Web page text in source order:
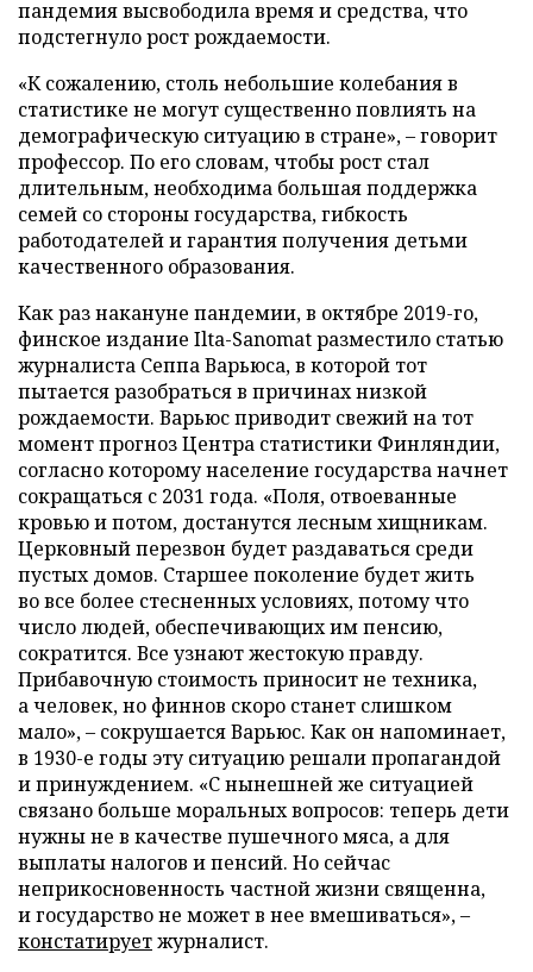
пандемия высвободила время и средства, что
подстегнуло рост рождаемости.
«К сожалению, столь небольшие колебания в
статистике не могут существенно повлиять на
демографическую ситуацию в стране», – говорит
профессор. По его словам, чтобы рост стал
длительным, необходима большая поддержка
семей со стороны государства, гибкость
работодателей и гарантия получения детьми
качественного образования.
Как раз накануне пандемии, в октябре 2019-го,
финское издание Ilta-Sanomat разместило статью
журналиста Сеппа Варьюса, в которой тот
пытается разобраться в причинах низкой
рождаемости. Варьюс приводит свежий на тот
момент прогноз Центра статистики Финляндии,
согласно которому население государства начнет
сокращаться с 2031 года. «Поля, отвоеванные
кровью и потом, достанутся лесным хищникам.
Церковный перезвон будет раздаваться среди
пустых домов. Старшее поколение будет жить
во все более стесненных условиях, потому что
число людей, обеспечивающих им пенсию,
сократится. Все узнают жестокую правду.
Прибавочную стоимость приносит не техника,
а человек, но финнов скоро станет слишком
мало», – сокрушается Варьюс. Как он напоминает,
в 1930-е годы эту ситуацию решали пропагандой
и принуждением. «С нынешней же ситуацией
связано больше моральных вопросов: теперь дети
нужны не в качестве пушечного мяса, а для
выплаты налогов и пенсий. Но сейчас
неприкосновенность частной жизни священна,
и государство не может в нее вмешиваться», –
констатируетжурналист.